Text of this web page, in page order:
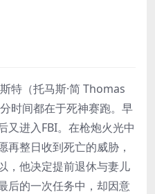
特（托马斯·简 Thomas
时间都在于死神赛跑。早
又进入FBI。在枪炮火光中
再整日收到死亡的威胁，
，他决定提前退休与妻儿
后的一次任务中，却因意